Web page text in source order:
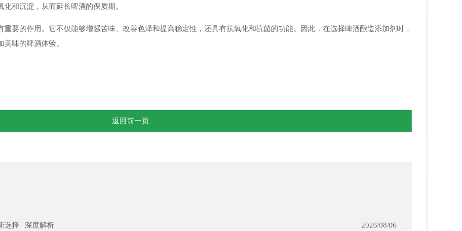
和沉淀，从而延长啤酒的保质期。
要的作用。它不仅能够增强苦味、改善色泽和提高稳定性，还具有抗氧化和抗菌的功能。因此，在选择啤酒酿造添加剂时，
味的啤酒体验。
返回前一页
选择 | 深度解析 2026/08/06